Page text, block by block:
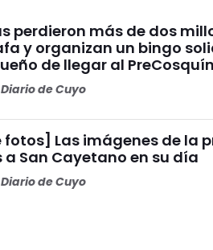
perdieron más de dos
y organizan un bingo
de llegar al PreCosquín
de Cuyo
Las imágenes de la
San Cayetano en su día
de Cuyo